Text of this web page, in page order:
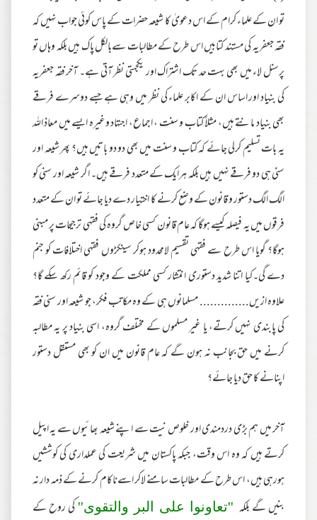
تو ان کے علماء کرام کے اس دعویٰ کا شیعہ حضرات کے پاس کوئی جواب نہیں کہ
فقہ جعفریہ کی مستند کتابیں اس طرح کے مطالبات سےبالکل پاک ہیں بلکہ وہاں تو
پرسنل لاء میں بھی بہت حد تک اشتراک اور یکجہتی نظر آتی ہے۔ آخر فقہ جعفریہ
کی بنیاد اور اساس ان کے اکابر علماء کی نظر میں وہی ہے جسے دوسرے فرقے
بھی بنیاد مانتے ہیں، مثلاً کتاب و سنت ، اجماع، اجتہاد وغیرہ ایسے میں معاذ اللہ
یہ بات تسلیم کرلی جائے کہ کتاب و سنت میں بھی دو دو باتیں ہیں؟ پھر شیعہ اور
سنی ہی دو فرقے نہیں ہیں بلکہ ہرایک کے متعدد فرقے ہیں۔ اگر شیعہ اور سنی کو
الگ الگ دستور و قانون کے وضع کرنے کا اختیار دے دیا جائے تو ان کے متعدد
فرقوں میں یہ فیصلہ کیسے ہوگا کہ عام قانون کسی خاص گروہ کی فقہی ترجیحات پر مبنی
ہوگا؟ گویا اس طرح سے فقہی تقسیم لامحدود ہوکر سینکڑوں فقہی اختلافات کو جنم
دے گی۔کیا اتنا شدید دستوری انتشار کسی مملکت کے وجود کو قائم رکھ سکے گا؟
علاوہ ازیں.............. مسلمانوں ہی کے وہ مکاتب فکر، جو شیعہ اور سنی فقہ
کی پابندی نہیں کرتے، یا غیر مسلموں کے مختلف گروہ، اسی بنیاد پر یہ مطالبہ
کرنے میں حق بجانب نہ ہون گے کہ عام قانون میں ان کو بھی مستقل دستور
اپنانے کا حق دیا جائے؟
آخر میں ہم بڑی دردمندی اور خلوص نیت سے اپنے شیعہ بھائیوں سے یہ اپیل
کرتے ہیں کہ وہ اس وقت، جبکہ پاکستان میں شریعت کی عملداری کی کوششیں
ہورہی ہیں، اس طرح کے مطالبات سامنے لاکر اسےناکام کرنے کے ذمہ دار نہ
بنیں گے بلکہ ''تعاونوا على البر والتقوى''کی روح کے